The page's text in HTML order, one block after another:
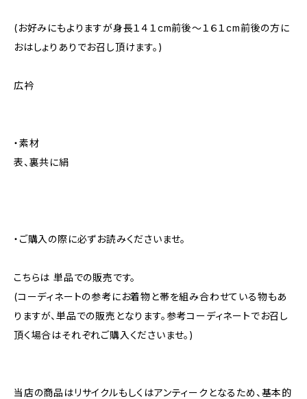
(お好みにもよりますが身長１４１cm前後～１６１cm前後の方に
おはしょりありでお召し頂けます。)
広衿
・素材
表、裏共に絹
・ご購入の際に必ずお読みくださいませ。
こちらは 単品での販売です。
(コーディネートの参考にお着物と帯を組み合わせている物もあ
りますが、単品での販売となります。参考コーディネートでお召し
頂く場合はそれぞれご購入くださいませ。)
当店の商品はリサイクルもしくはアンティークとなるため、基本的